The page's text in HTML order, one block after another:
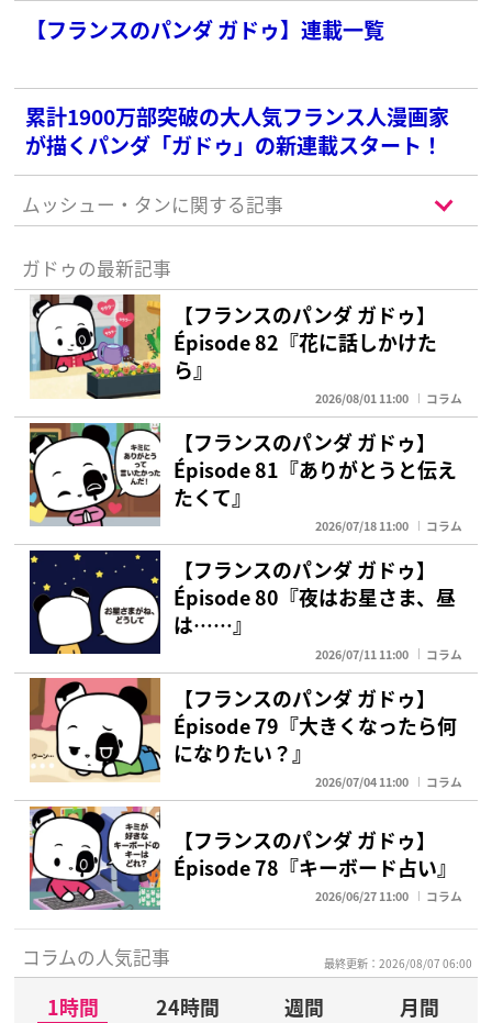
【フランスのパンダ ガドゥ】連載一覧
累計1900万部突破の大人気フランス人漫画家
が描くパンダ「ガドゥ」の新連載スタート！
ムッシュー・タンに関する記事
ガドゥの最新記事
【フランスのパンダ ガドゥ】
Épisode 82『花に話しかけた
ら』
2026/08/01 11:00 コラム
【フランスのパンダ ガドゥ】
Épisode 81『ありがとうと伝え
たくて』
2026/07/18 11:00 コラム
【フランスのパンダ ガドゥ】
Épisode 80『夜はお星さま、昼
は……』
2026/07/11 11:00 コラム
【フランスのパンダ ガドゥ】
Épisode 79『大きくなったら何
になりたい？』
2026/07/04 11:00 コラム
【フランスのパンダ ガドゥ】
Épisode 78『キーボード占い』
2026/06/27 11:00 コラム
コラムの人気記事 最終更新：2026/08/07 06:00
1時間 24時間 週間 月間